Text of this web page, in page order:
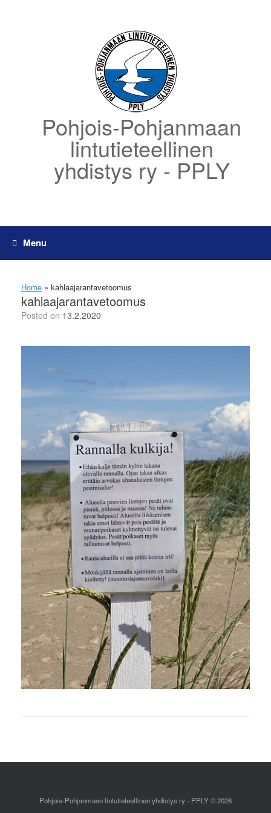
Pohjois-Pohjanmaan
lintutieteellinen
yhdistys ry - PPLY
Menu
Home » kahlaajarantavetoomus
kahlaajarantavetoomus
Posted on 13.2.2020
Pohjois-Pohjanmaan lintutieteellinen yhdistys ry - PPLY © 2026